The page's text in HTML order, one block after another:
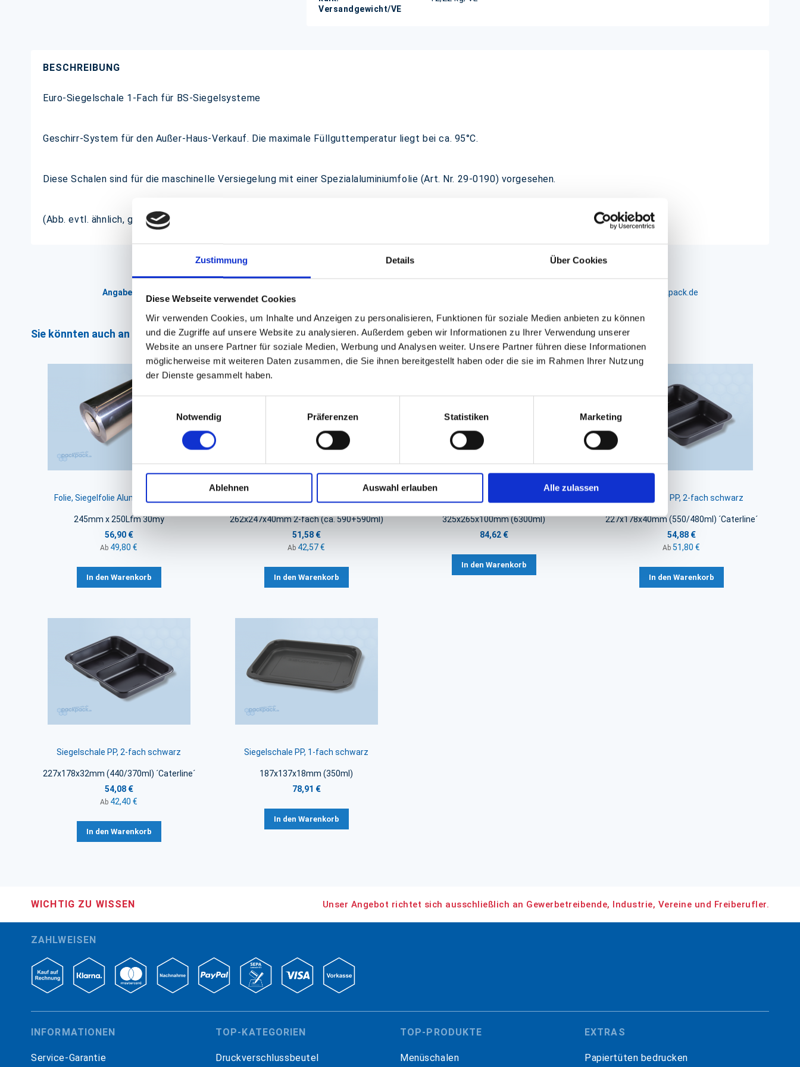
Zustimmung Details Über Cookies
Diese Webseite verwendet Cookies
Wir verwenden Cookies, um Inhalte und Anzeigen zu personalisieren, Funktionen für soziale Medien anbieten zu können
und die Zugriffe auf unsere Website zu analysieren. Außerdem geben wir Informationen zu Ihrer Verwendung unserer
Website an unsere Partner für soziale Medien, Werbung und Analysen weiter. Unsere Partner führen diese Informationen
möglicherweise mit weiteren Daten zusammen, die Sie ihnen bereitgestellt haben oder die sie im Rahmen Ihrer Nutzung
der Dienste gesammelt haben.
Einwilligungsauswahl
Notwendig
Präferenzen Statistiken Marketing
Ablehnen Auswahl erlauben Alle zulassen
Versandgewicht/VE
BESCHREIBUNG
Euro-Siegelschale 1-Fach für BS-Siegelsysteme
Geschirr-System für den Außer-Haus-Verkauf. Die maximale Füllguttemperatur liegt bei ca. 95°C.
Diese Schalen sind für die maschinelle Versiegelung mit einer Spezialaluminiumfolie (Art. Nr. 29-0190) vorgesehen.
(Abb. evtl. ähnlich, ggf. ohne Dekoration, schematische Aufsicht)
Angaben zur Informationspflichten der GPSR Produktsicherheitsverordnung: packpack.de GmbH, Am Bullhamm 24-26, D-26441 Jever, info@packpack.de
Sie könnten auch an folgenden Artikeln interessiert sein
Folie, Siegelfolie Aluminium #9910
245mm x 250Lfm 30my
56,90 €
Ab 49,80 €
In den Warenkorb
262x247x40mm 2-fach (ca. 590+590ml)
51,58 €
Ab 42,57 €
In den Warenkorb
325x265x100mm (6300ml)
84,62 €
In den Warenkorb
Siegelschale PP, 2-fach schwarz
227x178x40mm (550/480ml) ´Caterline´
54,88 €
Ab 51,80 €
In den Warenkorb
Siegelschale PP, 2-fach schwarz
227x178x32mm (440/370ml) ´Caterline´
54,08 €
Ab 42,40 €
In den Warenkorb
Siegelschale PP, 1-fach schwarz
187x137x18mm (350ml)
78,91 €
In den Warenkorb
WICHTIG ZU WISSEN Unser Angebot richtet sich ausschließlich an Gewerbetreibende, Industrie, Vereine und Freiberufler.
ZAHLWEISEN
INFORMATIONEN
Service-Garantie
TOP-KATEGORIEN
Druckverschlussbeutel
TOP-PRODUKTE
Menüschalen
EXTRAS
Papiertüten bedrucken